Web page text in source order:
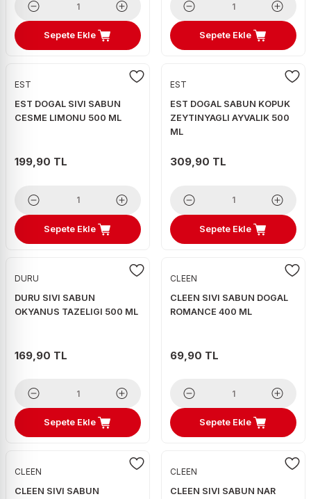
Sepete Ekle Sepete Ekle
EST
EST DOGAL SIVI SABUN
CESME LIMONU 500 ML
199,90 TL
Sepete Ekle
EST
EST DOGAL SABUN KOPUK
ZEYTINYAGLI AYVALIK 500
ML
309,90 TL
Sepete Ekle
DURU
DURU SIVI SABUN
OKYANUS TAZELIGI 500 ML
169,90 TL
Sepete Ekle
CLEEN
CLEEN SIVI SABUN DOGAL
ROMANCE 400 ML
69,90 TL
Sepete Ekle
CLEEN
CLEEN SIVI SABUN
CLEEN
CLEEN SIVI SABUN NAR